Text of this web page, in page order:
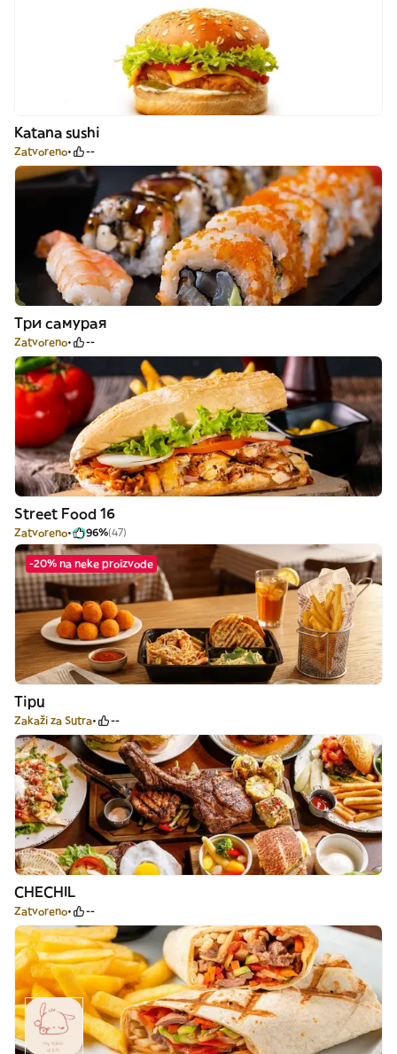
Katana sushi
Zatvoreno --
Три самурая
Zatvoreno --
Street Food 16
Zatvoreno 96%(47)
-20% na neke proizvode
Tipu
Zakaži za Sutra --
CHECHIL
Zatvoreno --